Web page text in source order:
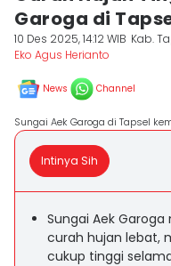
Garoga di
10 Des 2025, 14:12 WIB Kab.
Eko Agus Herianto
News Channel
Sungai Aek Garoga di Tapsel
Intinya Sih
Sungai Aek
curah hujan lebat,
cukup tinggi